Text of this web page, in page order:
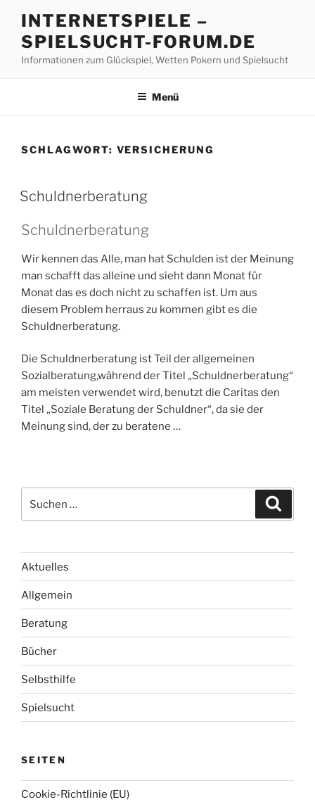
INTERNETSPIELE –
SPIELSUCHT-FORUM.DE
Informationen zum Glückspiel, Wetten Pokern und Spielsucht
Menü
SCHLAGWORT: VERSICHERUNG
V
E
Ö
F
N
T
L
C
T
M
Schuldnerberatung
Schuldnerberatung
Wir kennen das Alle, man hat Schulden ist der Meinung
man schafft das alleine und sieht dann Monat für
Monat das es doch nicht zu schaffen ist. Um aus
diesem Problem herraus zu kommen gibt es die
Schuldnerberatung.
Die Schuldnerberatung ist Teil der allgemeinen
Sozialberatung,während der Titel „Schuldnerberatung“
am meisten verwendet wird, benutzt die Caritas den
Titel „Soziale Beratung der Schuldner“, da sie der
Meinung sind, der zu beratene …
e
n
n
a
c
h
:
c
Aktuelles
Allgemein
Beratung
Bücher
Selbsthilfe
Spielsucht
SEITEN
Cookie-Richtlinie (EU)